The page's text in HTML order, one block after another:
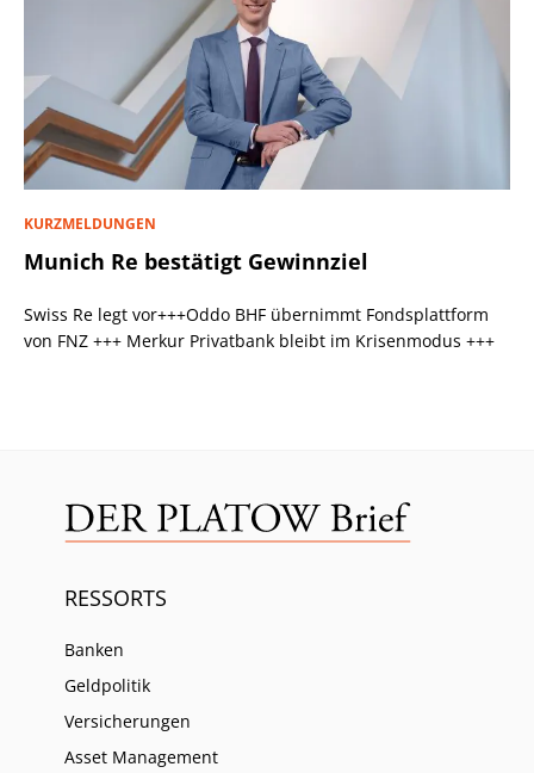
KURZMELDUNGEN
Munich Re bestätigt Gewinnziel
Swiss Re legt vor+++Oddo BHF übernimmt Fondsplattform
von FNZ +++ Merkur Privatbank bleibt im Krisenmodus +++
RESSORTS
Banken
Geldpolitik
Versicherungen
Asset Management